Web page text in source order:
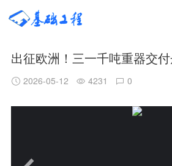
出征欧洲！三一千吨重器交
2026-05-12 4231 0